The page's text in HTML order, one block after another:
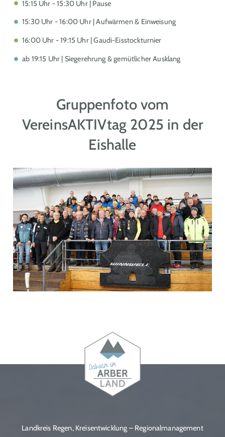
15:15 Uhr - 15:30 Uhr | Pause
15:30 Uhr - 16:00 Uhr | Aufwärmen & Einweisung
16:00 Uhr - 19:15 Uhr | Gaudi-Eisstockturnier
ab 19:15 Uhr | Siegerehrung & gemütlicher Ausklang
Gruppenfoto vom
VereinsAKTIVtag 2025 in der
Eishalle
Landkreis Regen, Kreisentwicklung – Regionalmanagement